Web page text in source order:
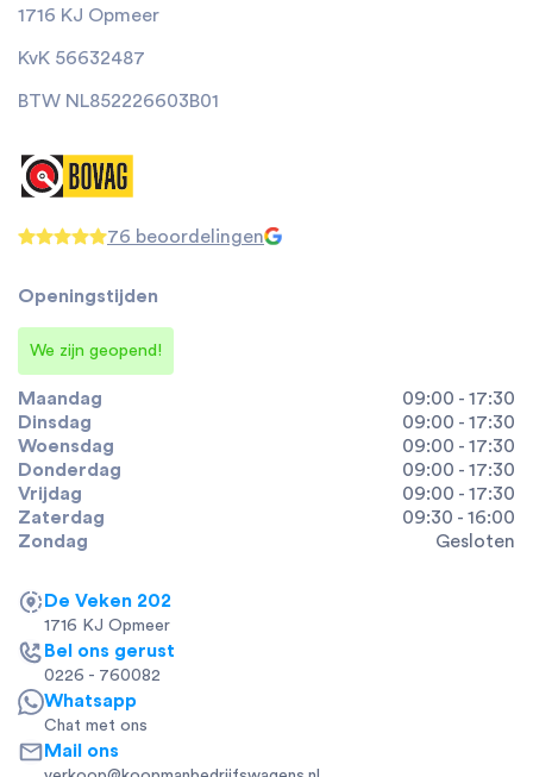
1716 KJ Opmeer
KvK 56632487
BTW NL852226603B01
76 beoordelingen
Openingstijden
We zijn geopend!
Maandag
09:00 - 17:30
Dinsdag
09:00 - 17:30
Woensdag
09:00 - 17:30
Donderdag
09:00 - 17:30
Vrijdag
09:00 - 17:30
Zaterdag
09:30 - 16:00
Zondag
Gesloten
De Veken 202
1716 KJ Opmeer
Bel ons gerust
0226 - 760082
Whatsapp
Chat met ons
Mail ons